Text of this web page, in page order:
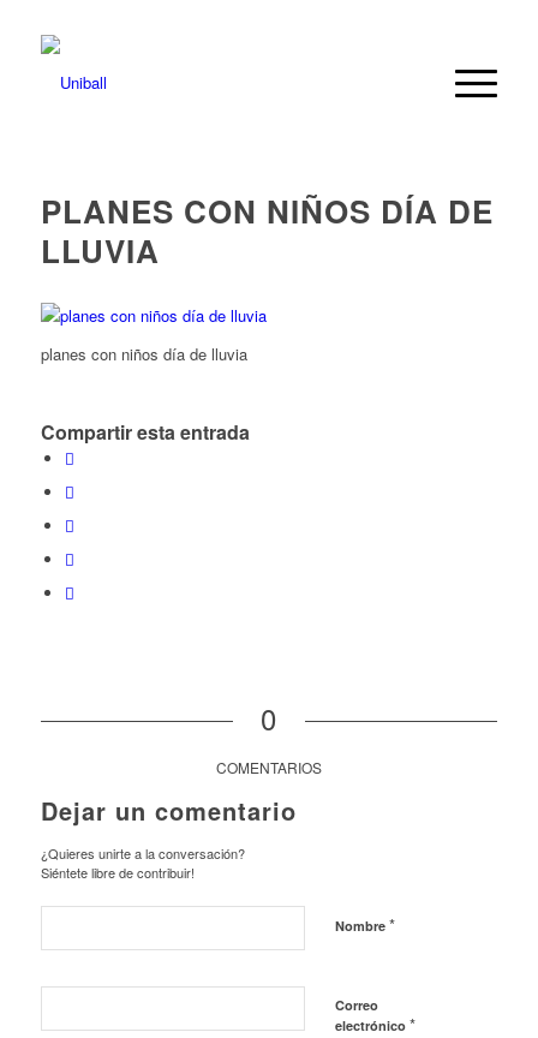
PLANES CON NIÑOS DÍA DE
LLUVIA
planes con niños día de lluvia
Compartir esta entrada
0
COMENTARIOS
Dejar un comentario
¿Quieres unirte a la conversación?
Siéntete libre de contribuir!
Nombre *
Correo
electrónico *